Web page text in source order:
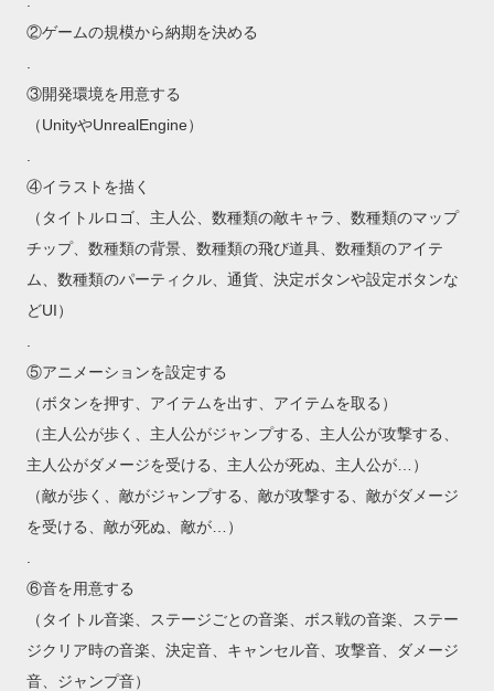
②ゲームの規模から納期を決める
③開発環境を用意する
（UnityやUnrealEngine）
④イラストを描く
（タイトルロゴ、主人公、数種類の敵キャラ、数種類のマップ
チップ、数種類の背景、数種類の飛び道具、数種類のアイテ
ム、数種類のパーティクル、通貨、決定ボタンや設定ボタンな
どUI）
⑤アニメーションを設定する
（ボタンを押す、アイテムを出す、アイテムを取る）
（主人公が歩く、主人公がジャンプする、主人公が攻撃する、
主人公がダメージを受ける、主人公が死ぬ、主人公が…）
（敵が歩く、敵がジャンプする、敵が攻撃する、敵がダメージ
を受ける、敵が死ぬ、敵が…）
⑥音を用意する
（タイトル音楽、ステージごとの音楽、ボス戦の音楽、ステー
ジクリア時の音楽、決定音、キャンセル音、攻撃音、ダメージ
音、ジャンプ音）